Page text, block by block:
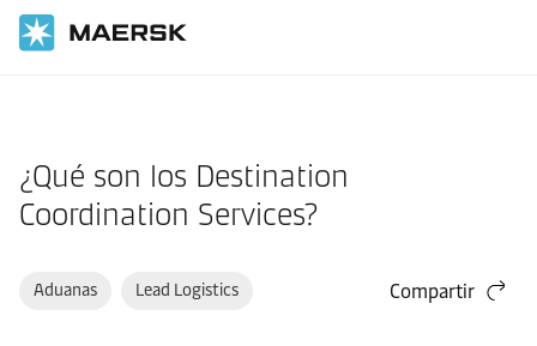
¿Qué son los Destination
Coordination Services?
Aduanas Lead Logistics Compartir